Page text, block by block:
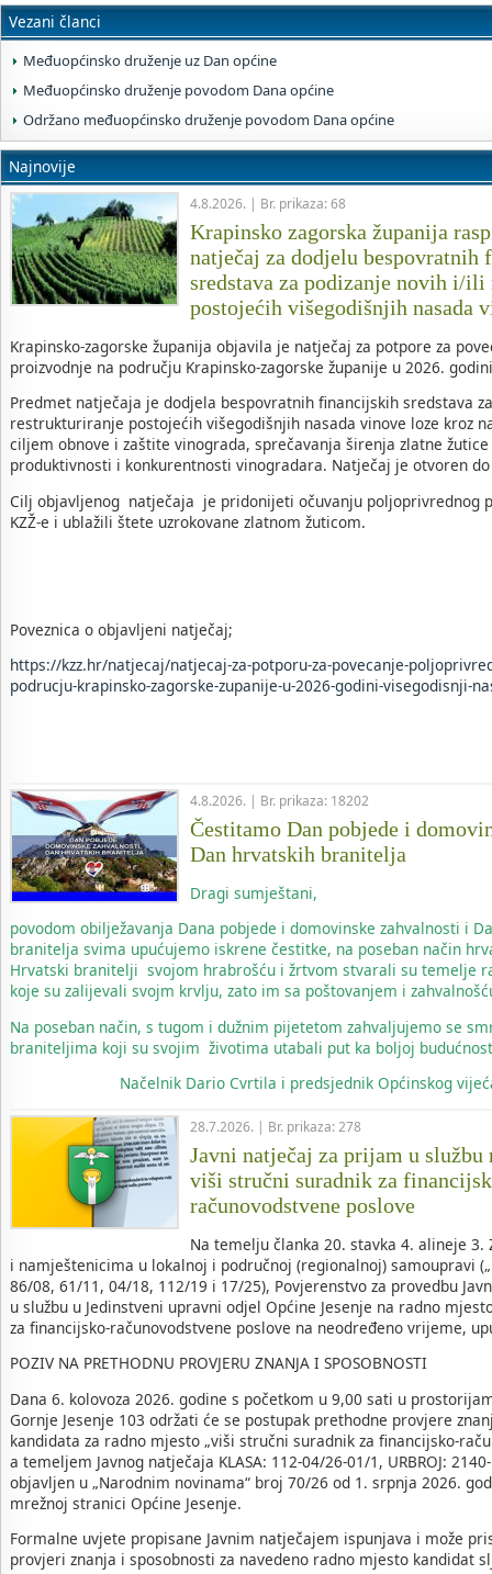
Vezani članci
Međuopćinsko druženje uz Dan općine
Međuopćinsko druženje povodom Dana općine
Održano međuopćinsko druženje povodom Dana općine
Najnovije
4.8.2026. | Br. prikaza: 68
Krapinsko zagorska županija
natječaj za dodjelu bespovratnih
sredstava za podizanje novih i/
postojećih višegodišnjih nasada
Krapinsko-zagorske županija objavila je natječaj za potpore za
proizvodnje na području Krapinsko-zagorske županije u 2026.
Predmet natječaja je dodjela bespovratnih financijskih sredstava
restrukturiranje postojećih višegodišnjih nasada vinove loze kroz
ciljem obnove i zaštite vinograda, sprečavanja širenja zlatne
produktivnosti i konkurentnosti vinogradara. Natječaj je otvoren
Cilj objavljenog natječaja je pridonijeti očuvanju poljoprivrednog
KZŽ-e i ublažili štete uzrokovane zlatnom žuticom.
Poveznica o objavljeni natječaj;
https://kzz.hr/natjecaj/natjecaj-za-potporu-za-povecanje-
podrucju-krapinsko-zagorske-zupanije-u-2026-godini-visegodisnji-
4.8.2026. | Br. prikaza: 18202
Čestitamo Dan pobjede i
Dan hrvatskih branitelja
Dragi sumještani,
povodom obilježavanja Dana pobjede i domovinske zahvalnosti i
branitelja svima upućujemo iskrene čestitke, na poseban način
Hrvatski branitelji svojom hrabrošću i žrtvom stvarali su temelje
koje su zalijevali svojm krvlju, zato im sa poštovanjem i
Na poseban način, s tugom i dužnim pijetetom zahvaljujemo se
braniteljima koji su svojim životima utabali put ka boljoj
Načelnik Dario Cvrtila i predsjednik Općinskog
28.7.2026. | Br. prikaza: 278
Javni natječaj za prijam u službu
viši stručni suradnik za
računovodstvene poslove
Na temelju članka 20. stavka 4. alineje 3.
i namještenicima u lokalnoj i područnoj (regionalnoj) samoupravi
86/08, 61/11, 04/18, 112/19 i 17/25), Povjerenstvo za provedbu
u službu u Jedinstveni upravni odjel Općine Jesenje na radno
za financijsko-računovodstvene poslove na neodređeno vrijeme,
POZIV NA PRETHODNU PROVJERU ZNANJA I SPOSOBNOSTI
Dana 6. kolovoza 2026. godine s početkom u 9,00 sati u
Gornje Jesenje 103 održati će se postupak prethodne provjere
kandidata za radno mjesto „viši stručni suradnik za financijsko-
a temeljem Javnog natječaja KLASA: 112-04/26-01/1, URBROJ:
objavljen u „Narodnim novinama“ broj 70/26 od 1. srpnja 2026.
mrežnoj stranici Općine Jesenje.
Formalne uvjete propisane Javnim natječajem ispunjava i može
provjeri znanja i sposobnosti za navedeno radno mjesto kandidat